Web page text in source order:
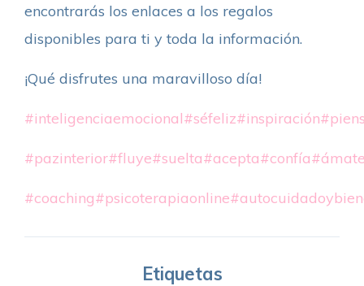
encontrarás los enlaces a los regalos
disponibles para ti y toda la información.
¡Qué disfrutes una maravilloso día!
#inteligenciaemocional#séfeliz#inspiración
#pazinterior#fluye#suelta#acepta#confía
#coaching#psicoterapiaonline
Etiquetas